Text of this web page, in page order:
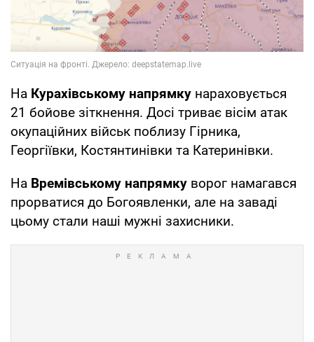
На Курахівському напрямку нараховується
21 бойове зіткнення. Досі триває вісім атак
окупаційних військ поблизу Гірника,
Георгіївки, Костянтинівки та Катеринівки.
На Времівському напрямку ворог намагався
прорватися до Богоявленки, але на заваді
цьому стали наші мужні захисники.